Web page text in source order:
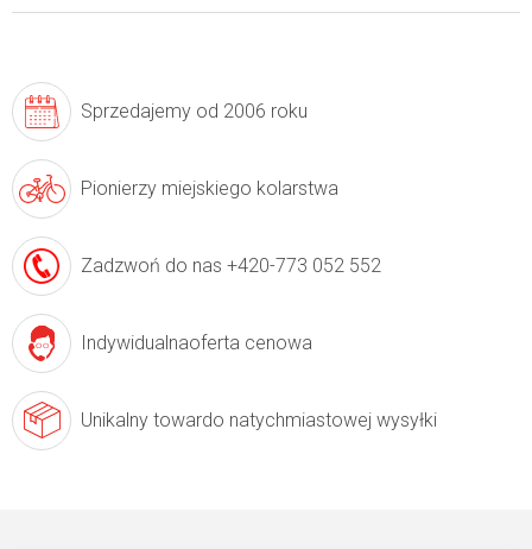
Sprzedajemy od 2006 roku
Pionierzy miejskiego kolarstwa
Zadzwoń do nas +420-773 052 552
Indywidualnaoferta cenowa
Unikalny towardo natychmiastowej wysyłki